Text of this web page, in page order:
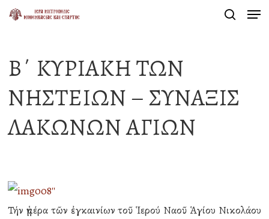
Skip
content
Β΄ ΚΥΡΙΑΚΗ ΤΩΝ
ΝΗΣΤΕΙΩΝ – ΣΥΝΑΞΙΣ
ΛΑΚΩΝΩΝ ΑΓΙΩΝ
Τήν ἡμέρα τῶν ἐγκαινίων τοῦ Ἱερού Ναοῦ Ἁγίου Νικολάου